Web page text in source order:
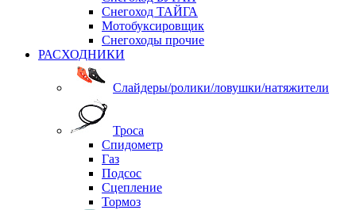
Снегоход ТАЙГА
Мотобуксировщик
Снегоходы прочие
РАСХОДНИКИ
Слайдеры/ролики/ловушки/натяжители
Троса
Спидометр
Газ
Подсос
Сцепление
Тормоз